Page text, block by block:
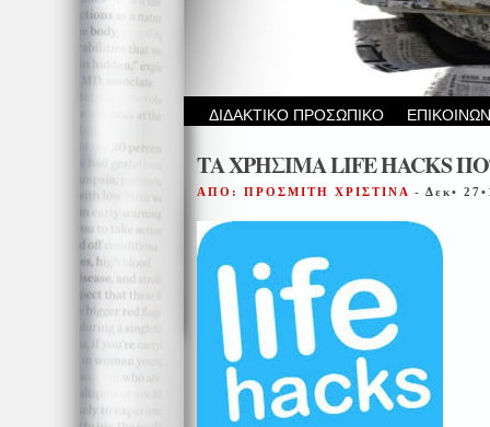
ΔΙΔΑΚΤΙΚΟ ΠΡΟΣΩΠΙΚΟ
ΤΑ ΧΡΗΣΙΜΑ LIFE HACKS
ΑΠΟ: ΠΡΟΣΜΙΤΗ ΧΡΙΣΤΙΝΑ - Δεκ•